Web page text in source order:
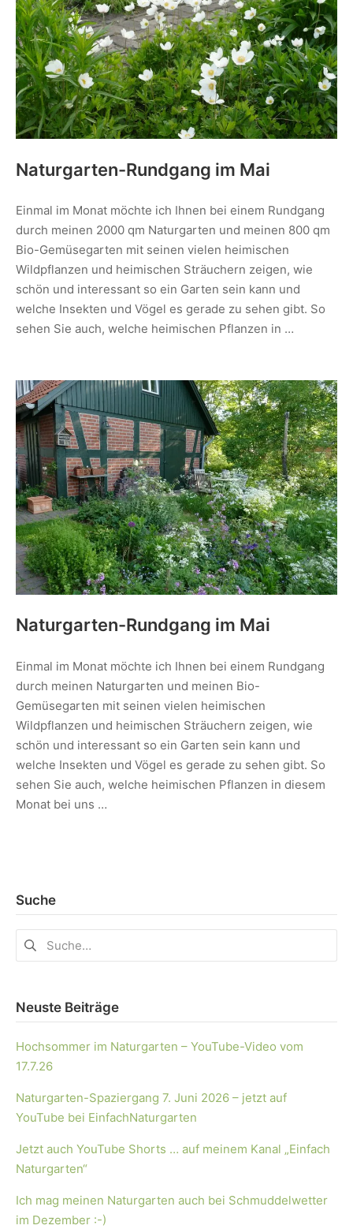
Naturgarten-Rundgang im Mai
Einmal im Monat möchte ich Ihnen bei einem Rundgang
durch meinen 2000 qm Naturgarten und meinen 800 qm
Bio-Gemüsegarten mit seinen vielen heimischen
Wildpflanzen und heimischen Sträuchern zeigen, wie
schön und interessant so ein Garten sein kann und
welche Insekten und Vögel es gerade zu sehen gibt. So
sehen Sie auch, welche heimischen Pflanzen in …
Naturgarten-Rundgang im Mai
Einmal im Monat möchte ich Ihnen bei einem Rundgang
durch meinen Naturgarten und meinen Bio-
Gemüsegarten mit seinen vielen heimischen
Wildpflanzen und heimischen Sträuchern zeigen, wie
schön und interessant so ein Garten sein kann und
welche Insekten und Vögel es gerade zu sehen gibt. So
sehen Sie auch, welche heimischen Pflanzen in diesem
Monat bei uns …
Suche
Neuste Beiträge
Hochsommer im Naturgarten – YouTube-Video vom
17.7.26
Naturgarten-Spaziergang 7. Juni 2026 – jetzt auf
YouTube bei EinfachNaturgarten
Jetzt auch YouTube Shorts … auf meinem Kanal „Einfach
Naturgarten“
Ich mag meinen Naturgarten auch bei Schmuddelwetter
im Dezember :-)